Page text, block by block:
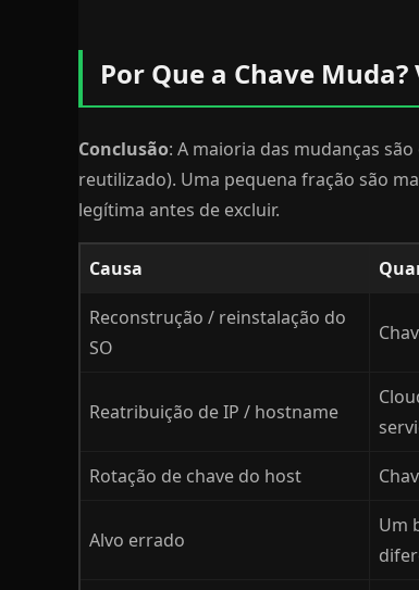
Por Que a Chave Muda?
Conclusão: A maioria das mudanças
reutilizado). Uma pequena fração são
legítima antes de excluir.
Causa
Reconstrução / reinstalação do
SO
Reatribuição de IP / hostname
Rotação de chave do host
Alvo errado
Um